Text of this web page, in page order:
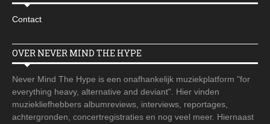
Contact
OVER NEVER MIND THE HYPE
Never Mind The Hype is een onafhankelijk muziekplatform "for
everything heavy, alternative and deviant". Hier vinden
muziekliefhebbers albumreviews, interviews, reportages,
achtergronden, concertregistraties en nog veel meer. Hiernaast